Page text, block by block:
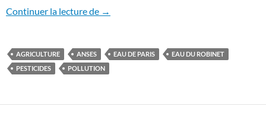
Continuer la lecture de Pesticides : l’eau de Paris peut être bue
→
AGRICULTURE ANSES EAU DE PARIS
EAU DU ROBINET
PESTICIDES
POLLUTION